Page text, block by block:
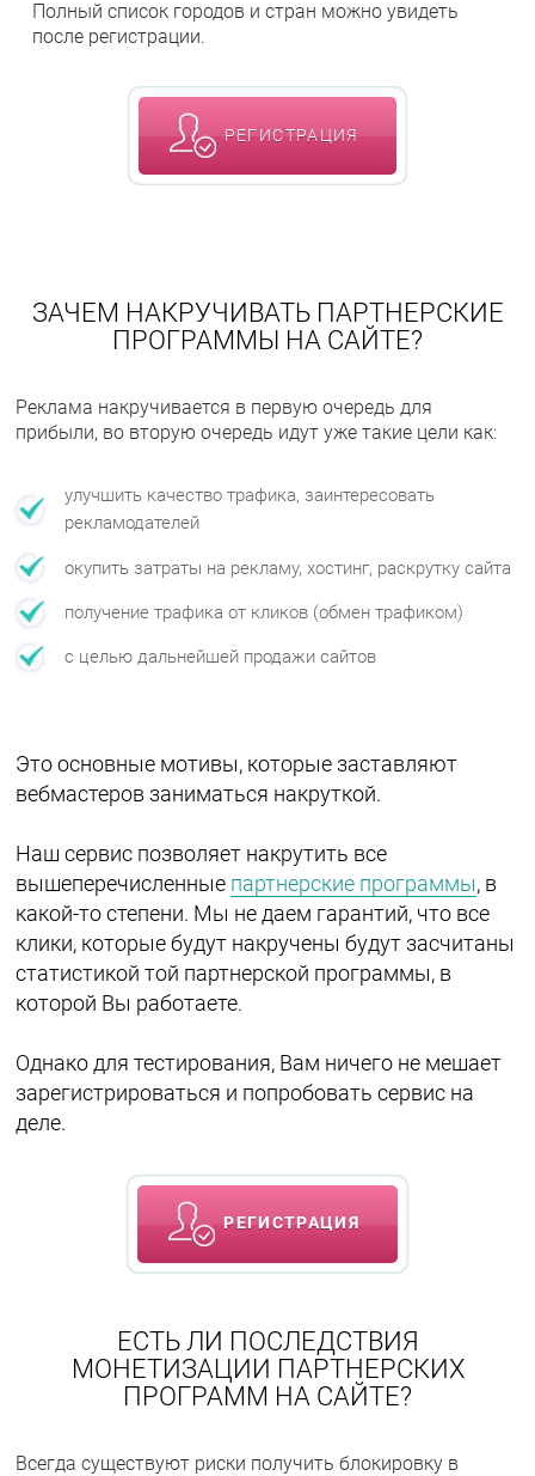
Полный список городов и стран можно увидеть
после регистрации.
РЕГИСТРАЦИЯ
ЗАЧЕМ НАКРУЧИВАТЬ ПАРТНЕРСКИЕ
ПРОГРАММЫ НА САЙТЕ?
Реклама накручивается в первую очередь для
прибыли, во вторую очередь идут уже такие цели как:
улучшить качество трафика, заинтересовать
рекламодателей
окупить затраты на рекламу, хостинг, раскрутку сайта
получение трафика от кликов (обмен трафиком)
с целью дальнейшей продажи сайтов
Это основные мотивы, которые заставляют
вебмастеров заниматься накруткой.
Наш сервис позволяет накрутить все
вышеперечисленные партнерские программы, в
какой-то степени. Мы не даем гарантий, что все
клики, которые будут накручены будут засчитаны
статистикой той партнерской программы, в
которой Вы работаете.
Однако для тестирования, Вам ничего не мешает
зарегистрироваться и попробовать сервис на
деле.
РЕГИСТРАЦИЯ
ЕСТЬ ЛИ ПОСЛЕДСТВИЯ
МОНЕТИЗАЦИИ ПАРТНЕРСКИХ
ПРОГРАММ НА САЙТЕ?
Всегда существуют риски получить блокировку в